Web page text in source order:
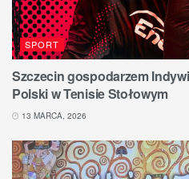
SPORT
Szczecin gospodarzem
Polski w Tenisie Stołowym
13 MARCA, 2026